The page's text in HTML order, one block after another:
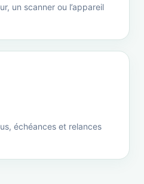
un scanner ou l’appareil
échéances et relances